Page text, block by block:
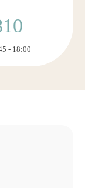
- 18:00